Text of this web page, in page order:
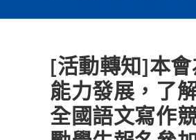
[活動轉知]本
能力發展，了
全國語文寫作